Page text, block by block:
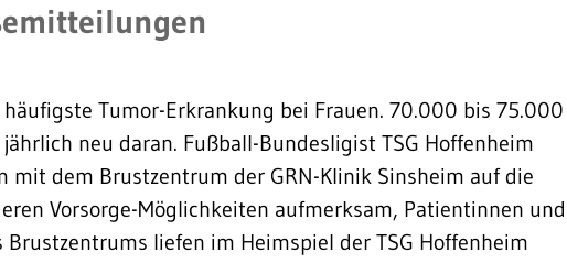
Tumor-Erkrankung bei Frauen. 70.000 bis 75.000
neu daran. Fußball-Bundesligist TSG Hoffenheim
mit dem Brustzentrum der GRN-Klinik Sinsheim auf die
Vorsorge-Möglichkeiten aufmerksam, Patientinnen und
liefen im Heimspiel der TSG Hoffenheim